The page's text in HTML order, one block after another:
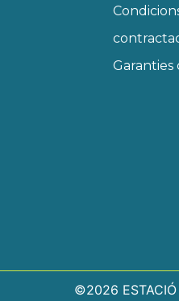
Garanties
©2026 ESTACIÓ